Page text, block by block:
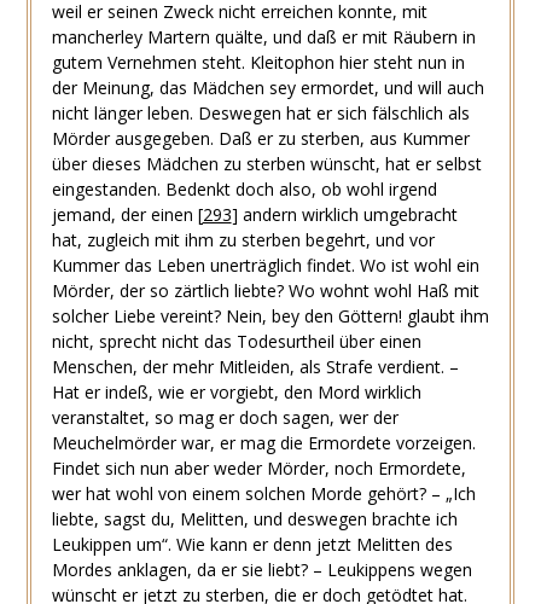
weil er seinen Zweck nicht erreichen konnte, mit
mancherley Martern quälte, und daß er mit Räubern in
gutem Vernehmen steht. Kleitophon hier steht nun in
der Meinung, das Mädchen sey ermordet, und will auch
nicht länger leben. Deswegen hat er sich fälschlich als
Mörder ausgegeben. Daß er zu sterben, aus Kummer
über dieses Mädchen zu sterben wünscht, hat er selbst
eingestanden. Bedenkt doch also, ob wohl irgend
jemand, der einen [293] andern wirklich umgebracht
hat, zugleich mit ihm zu sterben begehrt, und vor
Kummer das Leben unerträglich findet. Wo ist wohl ein
Mörder, der so zärtlich liebte? Wo wohnt wohl Haß mit
solcher Liebe vereint? Nein, bey den Göttern! glaubt ihm
nicht, sprecht nicht das Todesurtheil über einen
Menschen, der mehr Mitleiden, als Strafe verdient. –
Hat er indeß, wie er vorgiebt, den Mord wirklich
veranstaltet, so mag er doch sagen, wer der
Meuchelmörder war, er mag die Ermordete vorzeigen.
Findet sich nun aber weder Mörder, noch Ermordete,
wer hat wohl von einem solchen Morde gehört? – „Ich
liebte, sagst du, Melitten, und deswegen brachte ich
Leukippen um“. Wie kann er denn jetzt Melitten des
Mordes anklagen, da er sie liebt? – Leukippens wegen
wünscht er jetzt zu sterben, die er doch getödtet hat.